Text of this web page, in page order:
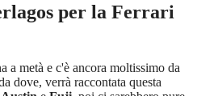
per la Ferrari
a metà e c'è ancora moltissimo da
dove, verrà raccontata questa